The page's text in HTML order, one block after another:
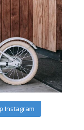
Instagram